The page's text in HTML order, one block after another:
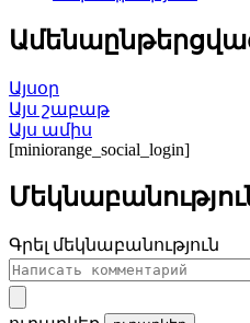
Այսօր
Այս շաբաթ
Այս ամիս
[miniorange_social_login]
Գրել մեկնաբանություն